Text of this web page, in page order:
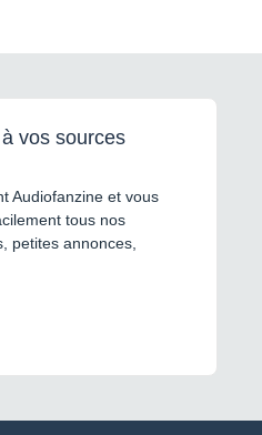
vos sources
Audiofanzine et vous
tous nos
petites annonces,